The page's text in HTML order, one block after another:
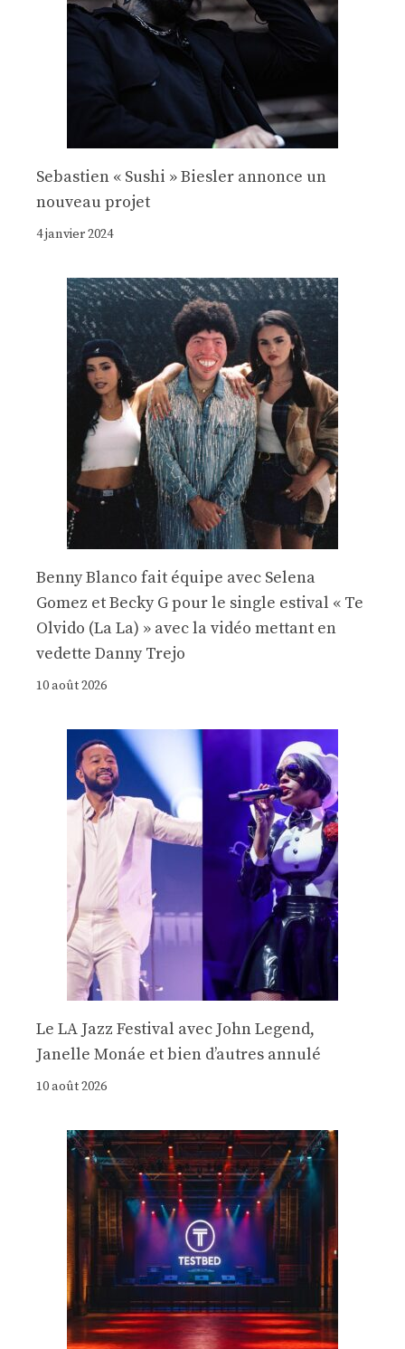
Sebastien « Sushi » Biesler annonce un
nouveau projet
4 janvier 2024
Benny Blanco fait équipe avec Selena
Gomez et Becky G pour le single estival « Te
Olvido (La La) » avec la vidéo mettant en
vedette Danny Trejo
10 août 2026
Le LA Jazz Festival avec John Legend,
Janelle Monáe et bien d’autres annulé
10 août 2026